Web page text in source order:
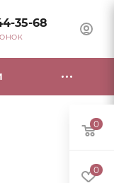
35-68
0
0